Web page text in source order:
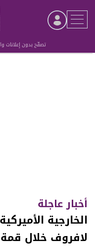
تصفّح بدون إعلانات
أخبار عاجلة
الخارجية
لافروف خلال